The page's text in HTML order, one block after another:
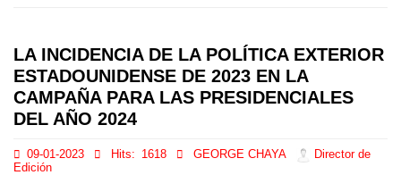
LA INCIDENCIA DE LA POLÍTICA EXTERIOR
ESTADOUNIDENSE DE 2023 EN LA
CAMPAÑA PARA LAS PRESIDENCIALES
DEL AÑO 2024
09-01-2023 Hits: 1618 GEORGE CHAYA
Director de
Edición